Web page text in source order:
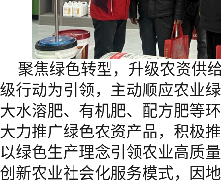
聚焦绿色转型，升级农资供
级行动为引领，主动顺应农业
大水溶肥、有机肥、配方肥等
大力推广绿色农资产品，积极
以绿色生产理念引领农业高质
创新农业社会化服务模式，因